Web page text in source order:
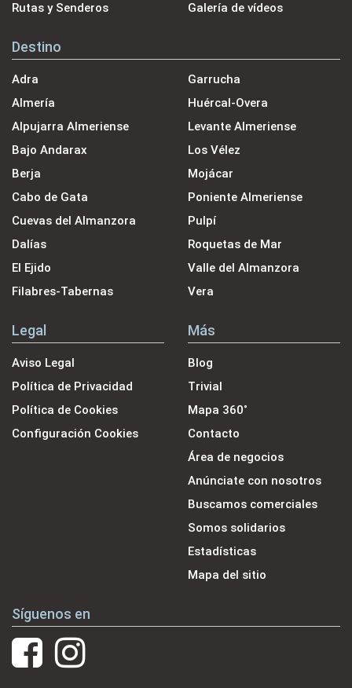
Rutas y Senderos
Galería de vídeos
Destino
Adra
Almería
Alpujarra Almeriense
Bajo Andarax
Berja
Cabo de Gata
Cuevas del Almanzora
Dalías
El Ejido
Filabres-Tabernas
Garrucha
Huércal-Overa
Levante Almeriense
Los Vélez
Mojácar
Poniente Almeriense
Pulpí
Roquetas de Mar
Valle del Almanzora
Vera
Legal
Aviso Legal
Política de Privacidad
Política de Cookies
Configuración Cookies
Más
Blog
Trivial
Mapa 360˚
Contacto
Área de negocios
Anúnciate con nosotros
Buscamos comerciales
Somos solidarios
Estadísticas
Mapa del sitio
Síguenos en